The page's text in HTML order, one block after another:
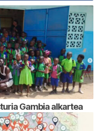
Gambia alkartea